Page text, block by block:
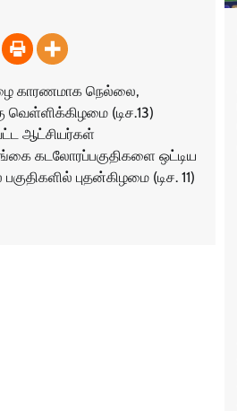
காரணமாக நெல்லை,
(டிச.13)
ஆட்சியர்கள்
கடலோரப்பகுதிகளை ஒட்டிய
புதன்கிழமை (டிச. 11)